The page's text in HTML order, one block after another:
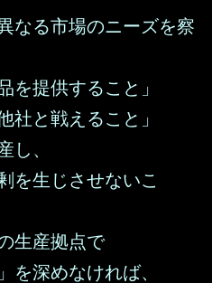
なる市場のニーズを察
提供すること」
社と戦えること」
し、
を生じさせないこ
生産拠点で
を深めなければ、